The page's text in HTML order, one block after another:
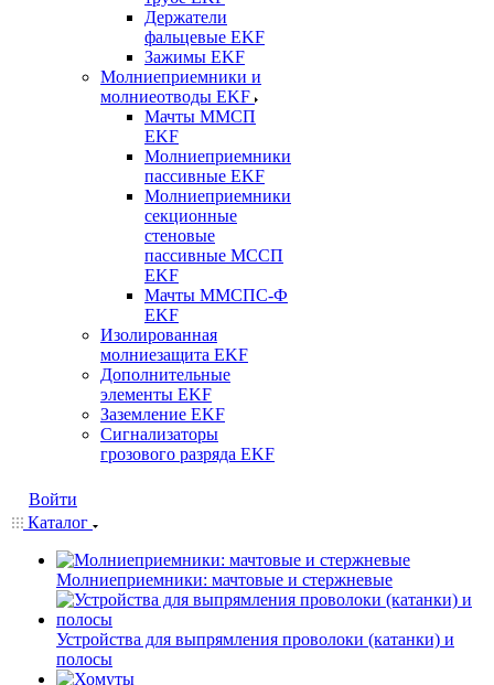
Держатели
фальцевые EKF
Зажимы EKF
Молниеприемники и
молниеотводы EKF
Мачты ММСП
EKF
Молниеприемники
пассивные EKF
Молниеприемники
секционные
стеновые
пассивные МССП
EKF
Мачты ММСПС-Ф
EKF
Изолированная
молниезащита EKF
Дополнительные
элементы EKF
Заземление EKF
Сигнализаторы
грозового разряда EKF
Войти
Каталог
Молниеприемники: мачтовые и стержневые
Устройства для выпрямления проволоки (катанки) и
полосы